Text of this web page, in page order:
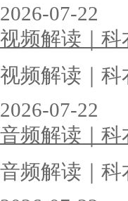
2026-07-22
视频解读｜
视频解读｜
2026-07-22
音频解读｜
音频解读｜